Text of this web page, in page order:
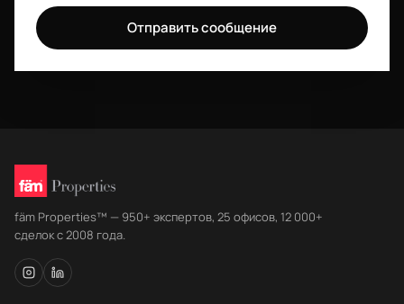
Отправить сообщение
fäm Properties™ — 950+ экспертов, 25 офисов, 12 000+
сделок с 2008 года.